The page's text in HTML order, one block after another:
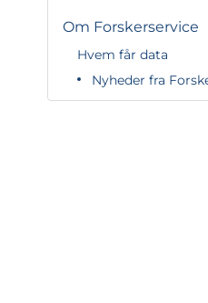
Om Forskerservice
Hvem får data
Nyheder fra